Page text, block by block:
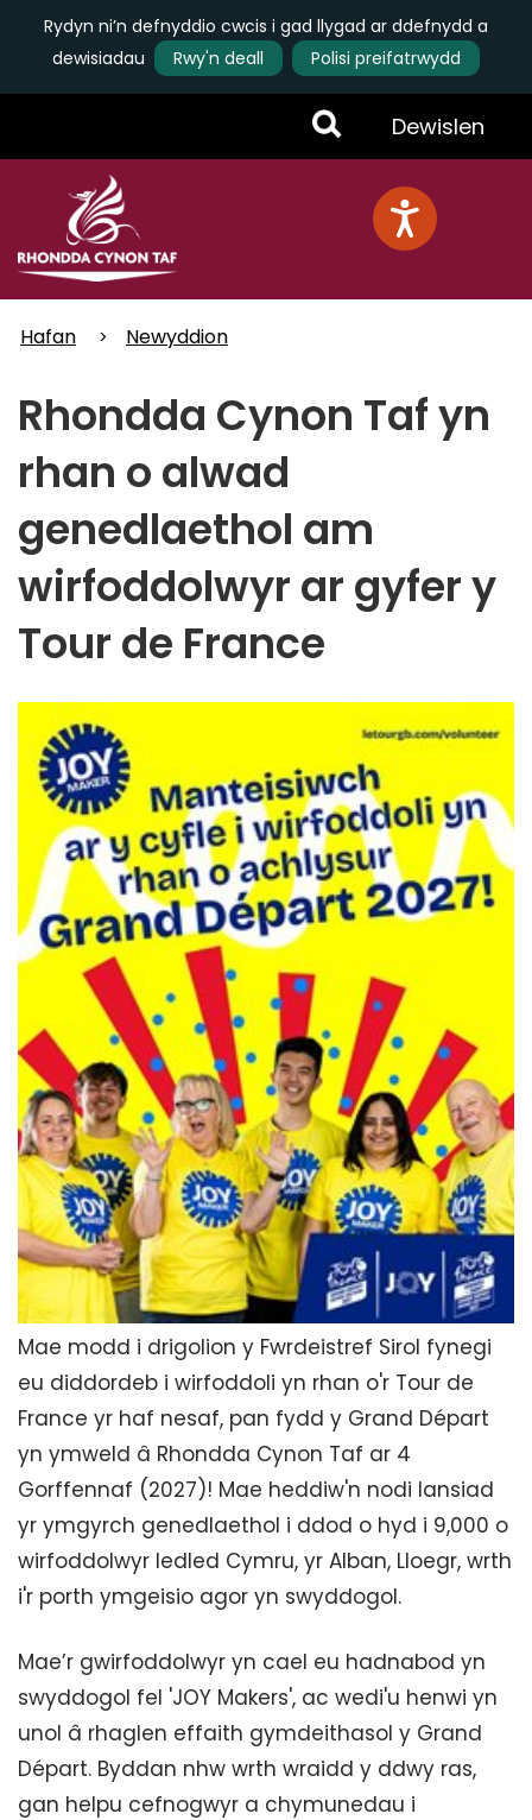
Rydyn ni’n defnyddio cwcis i gad llygad ar ddefnydd a
dewisiadau
Rwy'n deall
Polisi preifatrwydd
Toggle
Menu
Dewislen
Hafan Newyddion
Rhondda Cynon Taf yn
rhan o alwad
genedlaethol am
wirfoddolwyr ar gyfer y
Tour de France
Mae modd i drigolion y Fwrdeistref Sirol fynegi
eu diddordeb i wirfoddoli yn rhan o'r Tour de
France yr haf nesaf, pan fydd y Grand Départ
yn ymweld â Rhondda Cynon Taf ar 4
Gorffennaf (2027)! Mae heddiw'n nodi lansiad
yr ymgyrch genedlaethol i ddod o hyd i 9,000 o
wirfoddolwyr ledled Cymru, yr Alban, Lloegr, wrth
i'r porth ymgeisio agor yn swyddogol.
Mae’r gwirfoddolwyr yn cael eu hadnabod yn
swyddogol fel 'JOY Makers', ac wedi'u henwi yn
unol â rhaglen effaith gymdeithasol y Grand
Départ. Byddan nhw wrth wraidd y ddwy ras,
gan helpu cefnogwyr a chymunedau i